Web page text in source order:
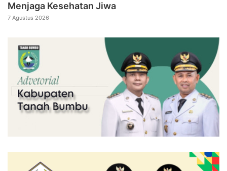
Menjaga Kesehatan Jiwa
7 Agustus 2026